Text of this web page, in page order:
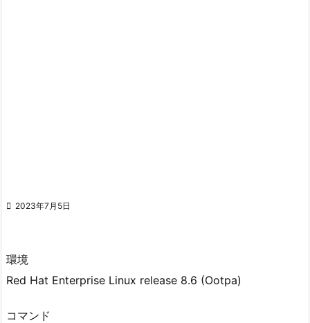
 2023年7月5日
環境
Red Hat Enterprise Linux release 8.6 (Ootpa)
コマンド